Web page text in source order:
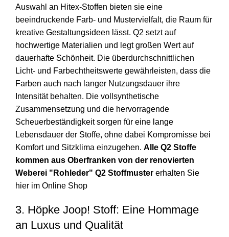
Auswahl an Hitex-Stoffen bieten sie eine
beeindruckende Farb- und Mustervielfalt, die Raum für
kreative Gestaltungsideen lässt. Q2 setzt auf
hochwertige Materialien und legt großen Wert auf
dauerhafte Schönheit. Die überdurchschnittlichen
Licht- und Farbechtheitswerte gewährleisten, dass die
Farben auch nach langer Nutzungsdauer ihre
Intensität behalten. Die vollsynthetische
Zusammensetzung und die hervorragende
Scheuerbeständigkeit sorgen für eine lange
Lebensdauer der Stoffe, ohne dabei Kompromisse bei
Komfort und Sitzklima einzugehen. Alle Q2 Stoffe
kommen aus Oberfranken von der renovierten
Weberei "Rohleder" Q2 Stoffmuster erhalten Sie
hier im Online Shop
3. Höpke Joop! Stoff: Eine Hommage
an Luxus und Qualität